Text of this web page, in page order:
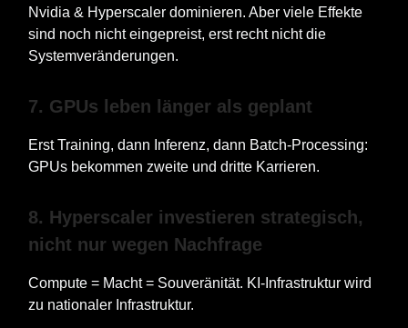
Nvidia & Hyperscaler dominieren. Aber viele Effekte
sind noch nicht eingepreist, erst recht nicht die
Systemveränderungen.
7. GPUs leben länger als geplant
Erst Training, dann Inferenz, dann Batch-Processing:
GPUs bekommen zweite und dritte Karrieren.
8. Hyperscaler investieren strategisch,
nicht nur wegen Nachfrage
Compute = Macht = Souveränität. KI-Infrastruktur wird
zu nationaler Infrastruktur.